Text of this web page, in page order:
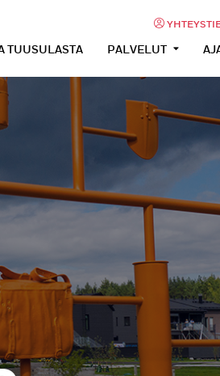
TUUSULASTA PALVELUT